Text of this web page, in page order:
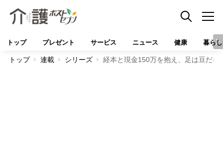
トップ プレゼント サービス ニュース 健康 暮らし
トップ 連載 シリーズ 経本と現金150万を抱え、足は豆だ